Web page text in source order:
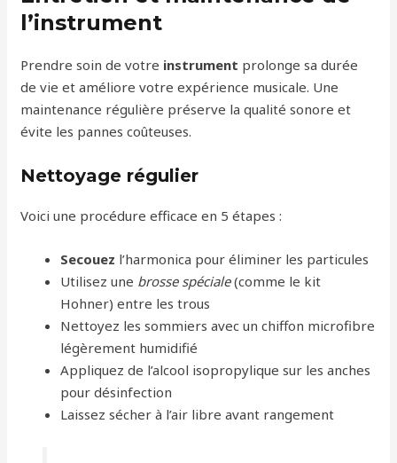
l’instrument
Prendre soin de votre instrument prolonge sa durée
de vie et améliore votre expérience musicale. Une
maintenance régulière préserve la qualité sonore et
évite les pannes coûteuses.
Nettoyage régulier
Voici une procédure efficace en 5 étapes :
Secouez l’harmonica pour éliminer les particules
Utilisez une brosse spéciale(comme le kit
Hohner) entre les trous
Nettoyez les sommiers avec un chiffon microfibre
légèrement humidifié
Appliquez de l’alcool isopropylique sur les anches
pour désinfection
Laissez sécher à l’air libre avant rangement